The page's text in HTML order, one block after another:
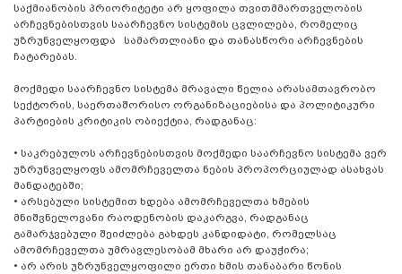
საქმიანობის პრიორიტეტი არ ყოფილა თვითმმართველობის
არჩევნებისთვის საარჩევნო სისტემის ცვლილება, რომელიც
უზრუნველყოფდა სამართლიანი და თანასწორი არჩევნების
ჩატარებას.
მოქმედი საარჩევნო სისტემა მრავალი წელია არასამთავრობო
სექტორის, საერთაშორისო ორგანიზაციებისა და პოლიტიკური
პარტიების კრიტიკის ობიექტია, რადგანაც:
• საკრებულოს არჩევნებისთვის მოქმედი საარჩევნო სისტემა ვერ
უზრუნველყოფს ამომრჩეველთა ნების პროპორციულად ასახვას
მანდატებში;
• არსებული სისტემით ხდება ამომრჩეველთა ხმების
მნიშვნელოვანი რაოდენობის დაკარგვა, რადგანაც
გამარჯვებული შეიძლება გახდეს კანდიდატი, რომელსაც
ამომრჩეველთა უმრავლესობამ მხარი არ დაუჭირა;
• არ არის უზრუნველყოფილი ერთი ხმის თანაბარი წონის